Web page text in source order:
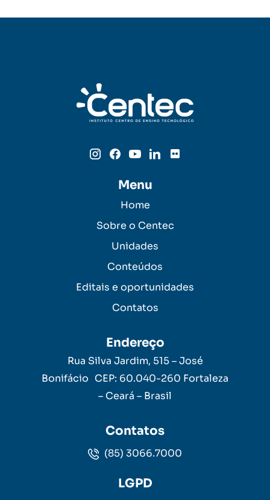
Menu
Home
Sobre o Centec
Unidades
Conteúdos
Editais e oportunidades
Contatos
Endereço
Rua Silva Jardim, 515 – José
Bonifácio CEP: 60.040-260 Fortaleza
– Ceará – Brasil
Contatos
(85) 3066.7000
LGPD